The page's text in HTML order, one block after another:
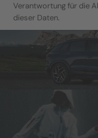
Verantwortung für die
dieser Daten.